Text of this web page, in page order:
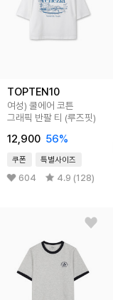
TOPTEN10
여성) 쿨에어 코튼
그래픽 반팔 티 (루즈핏)
12,900 56%
쿠폰 특별사이즈
604 4.9 (128)